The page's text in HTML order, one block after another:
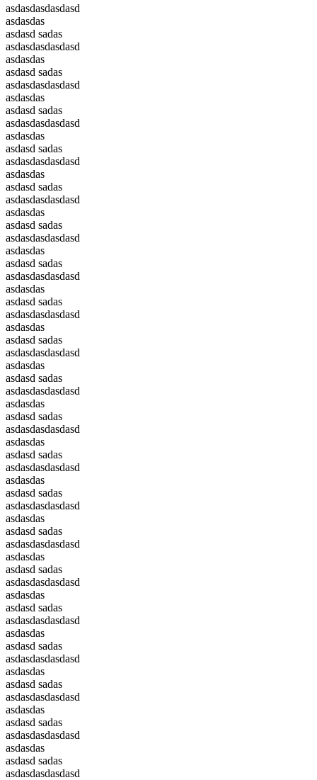
asdasdasdasdasd
asdasdas
asdasd sadas
asdasdasdasdasd
asdasdas
asdasd sadas
asdasdasdasdasd
asdasdas
asdasd sadas
asdasdasdasdasd
asdasdas
asdasd sadas
asdasdasdasdasd
asdasdas
asdasd sadas
asdasdasdasdasd
asdasdas
asdasd sadas
asdasdasdasdasd
asdasdas
asdasd sadas
asdasdasdasdasd
asdasdas
asdasd sadas
asdasdasdasdasd
asdasdas
asdasd sadas
asdasdasdasdasd
asdasdas
asdasd sadas
asdasdasdasdasd
asdasdas
asdasd sadas
asdasdasdasdasd
asdasdas
asdasd sadas
asdasdasdasdasd
asdasdas
asdasd sadas
asdasdasdasdasd
asdasdas
asdasd sadas
asdasdasdasdasd
asdasdas
asdasd sadas
asdasdasdasdasd
asdasdas
asdasd sadas
asdasdasdasdasd
asdasdas
asdasd sadas
asdasdasdasdasd
asdasdas
asdasd sadas
asdasdasdasdasd
asdasdas
asdasd sadas
asdasdasdasdasd
asdasdas
asdasd sadas
asdasdasdasdasd